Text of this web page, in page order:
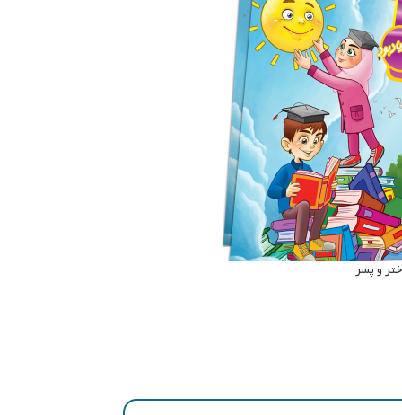
و پسر